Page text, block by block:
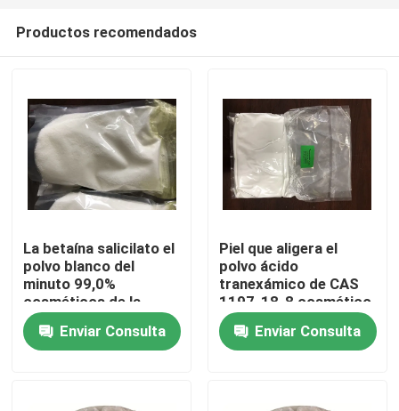
Hogar
Productos
Vídeos
Productos recomendados
La betaína salicilato el
polvo blanco del
minuto 99,0%
cosméticos de la
pureza de CAS 17671-
53-3 de las materias
primas
Enviar Consulta
Piel que aligera el
polvo ácido
tranexámico de CAS
1197-18-8 cosmético
de las materias primas
para la pielEnviar Consulta